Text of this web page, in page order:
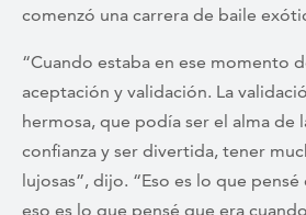
comenzó una carrera de baile
“Cuando estaba en ese momento
aceptación y validación. La
hermosa, que podía ser el alma de
confianza y ser divertida, tener
lujosas”, dijo. “Eso es lo que
eso es lo que pensé que era